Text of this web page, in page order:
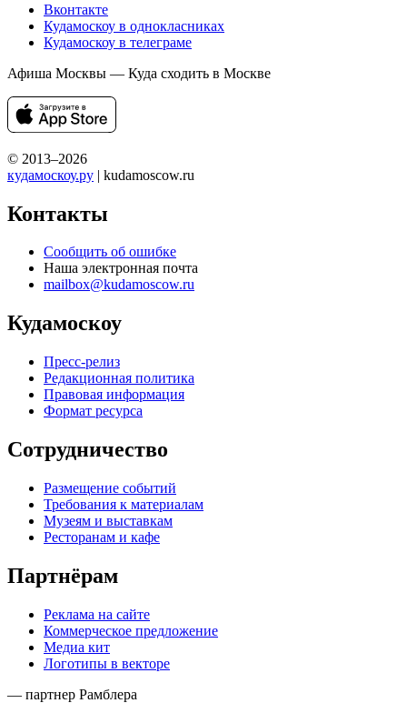
Вконтакте
Кудамоскоу в однокласниках
Кудамоскоу в телеграме
Афиша Москвы — Куда сходить в Москве
© 2013–2026
кудамоскоу.ру | kudamoscow.ru
Контакты
Сообщить об ошибке
Наша электронная почта
mailbox@kudamoscow.ru
Кудамоскоу
Пресс-релиз
Редакционная политика
Правовая информация
Формат ресурса
Сотрудничество
Размещение событий
Требования к материалам
Музеям и выставкам
Ресторанам и кафе
Партнёрам
Реклама на сайте
Коммерческое предложение
Медиа кит
Логотипы в векторе
— партнер Рамблера